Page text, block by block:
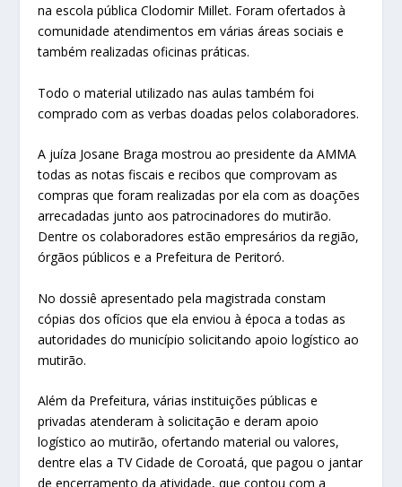
na escola pública Clodomir Millet. Foram ofertados à
comunidade atendimentos em várias áreas sociais e
também realizadas oficinas práticas.
Todo o material utilizado nas aulas também foi
comprado com as verbas doadas pelos colaboradores.
A juíza Josane Braga mostrou ao presidente da AMMA
todas as notas fiscais e recibos que comprovam as
compras que foram realizadas por ela com as doações
arrecadadas junto aos patrocinadores do mutirão.
Dentre os colaboradores estão empresários da região,
órgãos públicos e a Prefeitura de Peritoró.
No dossiê apresentado pela magistrada constam
cópias dos ofícios que ela enviou à época a todas as
autoridades do município solicitando apoio logístico ao
mutirão.
Além da Prefeitura, várias instituições públicas e
privadas atenderam à solicitação e deram apoio
logístico ao mutirão, ofertando material ou valores,
dentre elas a TV Cidade de Coroatá, que pagou o jantar
de encerramento da atividade, que contou com a